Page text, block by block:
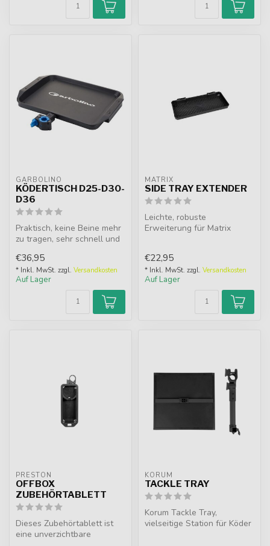
GARBOLINO
KÖDERTISCH D25-D30-
D36
Praktisch, keine Beine mehr
zu tragen, sehr schnell und
€36,95
* Inkl. MwSt. zzgl. Versandkosten
Auf Lager
MATRIX
SIDE TRAY EXTENDER
Leichte, robuste
Erweiterung für Matrix
€22,95
* Inkl. MwSt. zzgl. Versandkosten
Auf Lager
PRESTON
OFFBOX
ZUBEHÖRTABLETT
Dieses Zubehörtablett ist
eine unverzichtbare
KORUM
TACKLE TRAY
Korum Tackle Tray,
vielseitige Station für Köder